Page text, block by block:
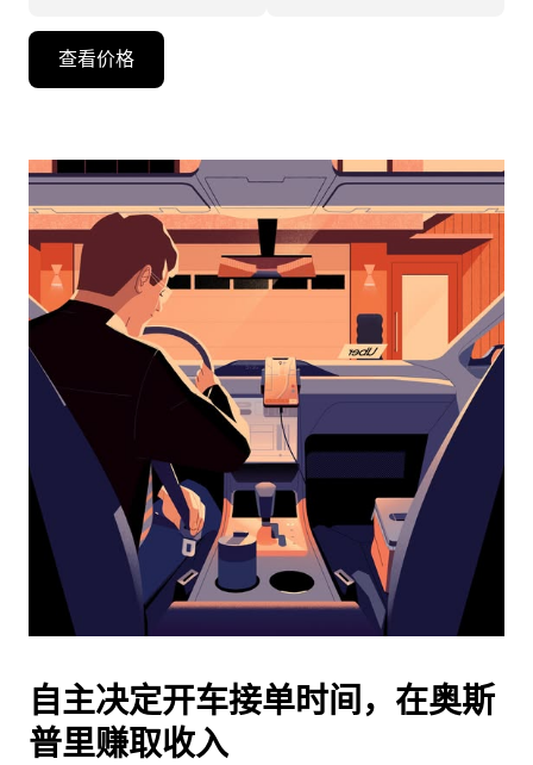
向
头
浏
日
并
期。
按
退
闭
日
历。
查看价格
自主决定开车接单时间，在奥斯
普里赚取收入